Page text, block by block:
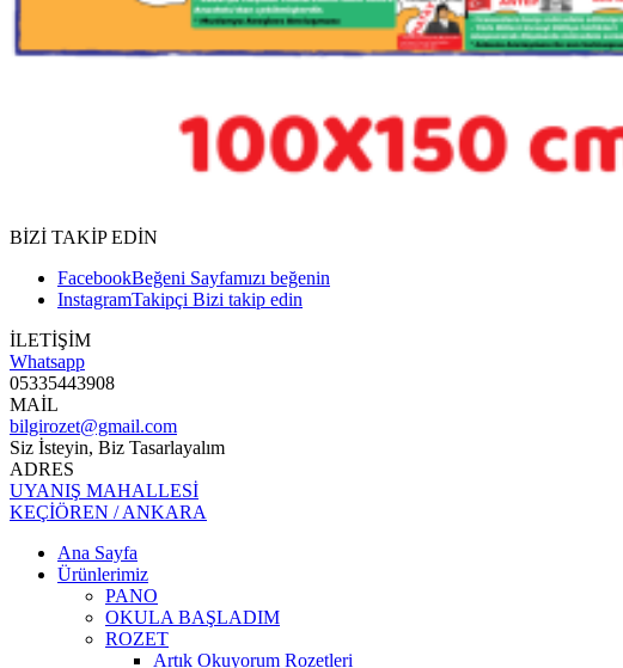
BİZİ TAKİP EDİN
FacebookBeğeni Sayfamızı beğenin
InstagramTakipçi Bizi takip edin
İLETİŞİM
Whatsapp
05335443908
MAİL
bilgirozet@gmail.com
Siz İsteyin, Biz Tasarlayalım
ADRES
UYANIŞ MAHALLESİ
KEÇİÖREN / ANKARA
Ana Sayfa
Ürünlerimiz
PANO
OKULA BAŞLADIM
ROZET
Artık Okuyorum Rozetleri